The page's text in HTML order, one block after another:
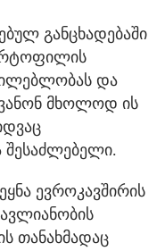
განცხადებაში
და
მხოლოდ ის
შესაძლებელი.
ევროკავშირის
თანახმადაც